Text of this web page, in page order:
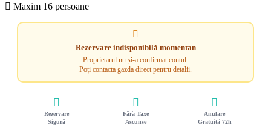
Maxim 16 persoane
Rezervare indisponibilă momentan
Proprietarul nu și-a confirmat contul.
Poți contacta gazda direct pentru detalii.
Rezervare
Sigură
Fără Taxe
Ascunse
Anulare
Gratuită 72h